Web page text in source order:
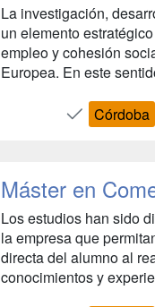
La investigación,
un elemento
empleo y cohesión
Europea. En este
Córdoba
Máster en
Los estudios han sido
la empresa que
directa del alumno al
conocimientos y